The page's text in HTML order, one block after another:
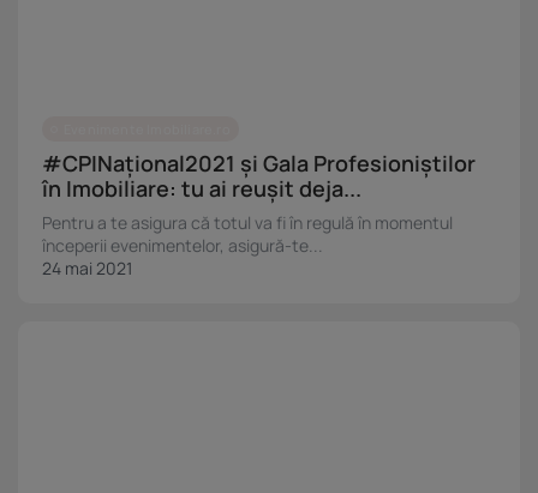
#CPINațional2021 și Gala Profesioniștilor
în Imobiliare: tu ai reușit deja...
Pentru a te asigura că totul va fi în regulă în momentul
începerii evenimentelor, asigură-te...
24 mai 2021